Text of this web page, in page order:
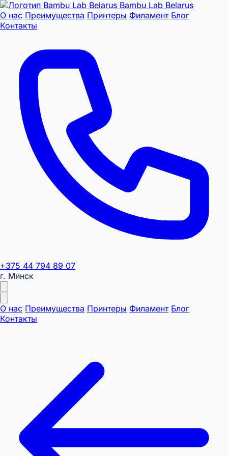
Bambu Lab Belarus
О нас Преимущества Принтеры Филамент Блог
Контакты
+375 44 794 89 07
г. Минск
О нас Преимущества Принтеры Филамент Блог
Контакты